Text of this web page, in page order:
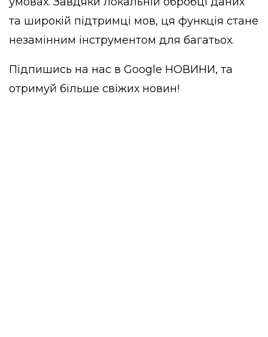
та широкій підтримці мов, ця функція стане
незамінним інструментом для багатьох.
Підпишись на нас в Google НОВИНИ, та
отримуй більше свіжих новин!